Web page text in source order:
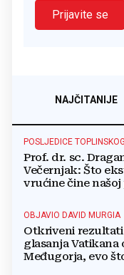
Prijavite se
NAJČITANIJE
POSLJEDICE
Prof. dr. sc.
Večernjak: Što
vrućine čine
boriti...
OBJAVIO DAVID MURGIA
Otkriveni
glasanja Vatikana
Međugorja, evo